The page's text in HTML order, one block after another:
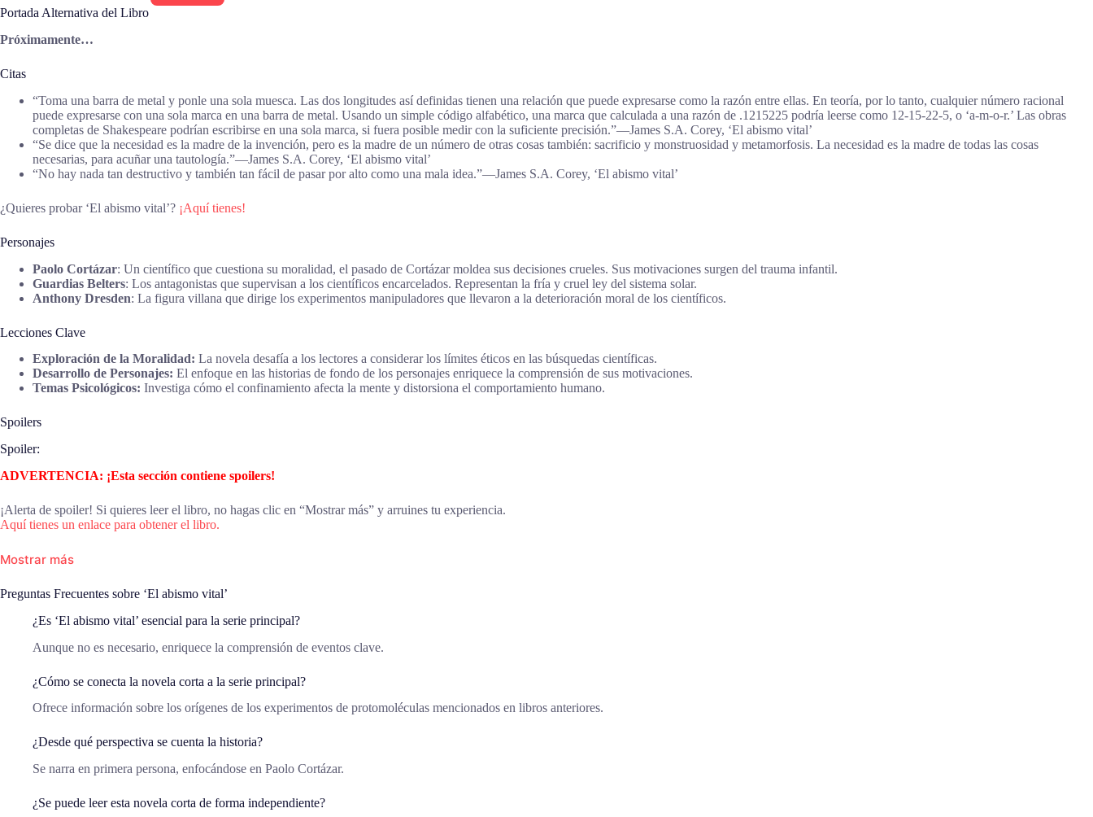
Portada Alternativa del Libro
Próximamente…
Citas
“Toma una barra de metal y ponle una sola muesca. Las dos longitudes así definidas tienen una relación que puede expresarse como la razón entre ellas. En teoría, por lo tanto, cualquier número racional
puede expresarse con una sola marca en una barra de metal. Usando un simple código alfabético, una marca que calculada a una razón de .1215225 podría leerse como 12-15-22-5, o ‘a-m-o-r.’ Las obras
completas de Shakespeare podrían escribirse en una sola marca, si fuera posible medir con la suficiente precisión.”―James S.A. Corey, ‘El abismo vital’
“Se dice que la necesidad es la madre de la invención, pero es la madre de un número de otras cosas también: sacrificio y monstruosidad y metamorfosis. La necesidad es la madre de todas las cosas
necesarias, para acuñar una tautología.”―James S.A. Corey, ‘El abismo vital’
“No hay nada tan destructivo y también tan fácil de pasar por alto como una mala idea.”―James S.A. Corey, ‘El abismo vital’
¿Quieres probar ‘El abismo vital’? ¡Aquí tienes!
Personajes
Paolo Cortázar: Un científico que cuestiona su moralidad, el pasado de Cortázar moldea sus decisiones crueles. Sus motivaciones surgen del trauma infantil.
Guardias Belters: Los antagonistas que supervisan a los científicos encarcelados. Representan la fría y cruel ley del sistema solar.
Anthony Dresden: La figura villana que dirige los experimentos manipuladores que llevaron a la deterioración moral de los científicos.
Lecciones Clave
Exploración de la Moralidad: La novela desafía a los lectores a considerar los límites éticos en las búsquedas científicas.
Desarrollo de Personajes: El enfoque en las historias de fondo de los personajes enriquece la comprensión de sus motivaciones.
Temas Psicológicos: Investiga cómo el confinamiento afecta la mente y distorsiona el comportamiento humano.
Spoilers
Spoiler:
ADVERTENCIA: ¡Esta sección contiene spoilers!
¡Alerta de spoiler! Si quieres leer el libro, no hagas clic en “Mostrar más” y arruines tu experiencia.
Aquí tienes un enlace para obtener el libro.
Mostrar más
Preguntas Frecuentes sobre ‘El abismo vital’
¿Es ‘El abismo vital’ esencial para la serie principal?
Aunque no es necesario, enriquece la comprensión de eventos clave.
¿Cómo se conecta la novela corta a la serie principal?
Ofrece información sobre los orígenes de los experimentos de protomoléculas mencionados en libros anteriores.
¿Desde qué perspectiva se cuenta la historia?
Se narra en primera persona, enfocándose en Paolo Cortázar.
¿Se puede leer esta novela corta de forma independiente?